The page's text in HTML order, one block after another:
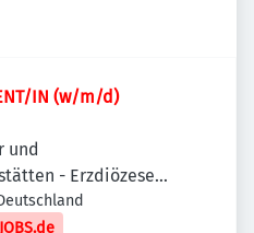
IN (w/m/d)
und
- Erzdiözese